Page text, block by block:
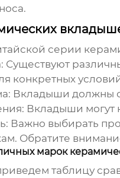
серии
Существуют
конкретных
Вкладыши должны
Вкладыши могут
Важно выбирать
Обратите
марок
таблицу